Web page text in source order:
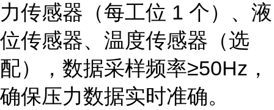
力传感器（每工位 1 个）、液
位传感器、温度传感器（选
配），数据采样频率≥50Hz，
确保压力数据实时准确。